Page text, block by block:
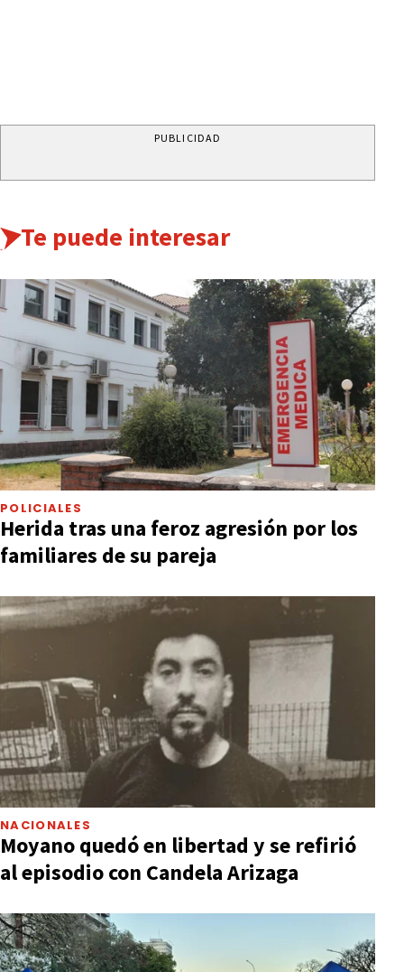
PUBLICIDAD
Te puede interesar
POLICIALES
Herida tras una feroz agresión por los
familiares de su pareja
NACIONALES
Moyano quedó en libertad y se refirió
al episodio con Candela Arizaga